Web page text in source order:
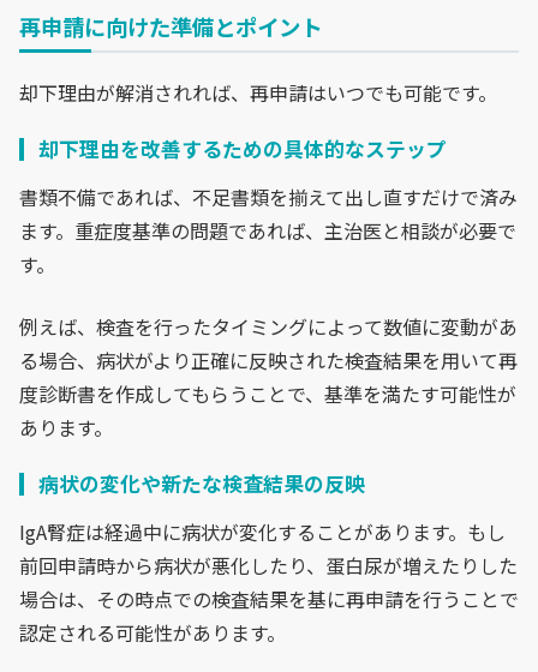
再申請に向けた準備とポイント
却下理由が解消されれば、再申請はいつでも可能です。
却下理由を改善するための具体的なステップ
書類不備であれば、不足書類を揃えて出し直すだけで済み
ます。重症度基準の問題であれば、主治医と相談が必要で
す。
例えば、検査を行ったタイミングによって数値に変動があ
る場合、病状がより正確に反映された検査結果を用いて再
度診断書を作成してもらうことで、基準を満たす可能性が
あります。
病状の変化や新たな検査結果の反映
IgA腎症は経過中に病状が変化することがあります。もし
前回申請時から病状が悪化したり、蛋白尿が増えたりした
場合は、その時点での検査結果を基に再申請を行うことで
認定される可能性があります。